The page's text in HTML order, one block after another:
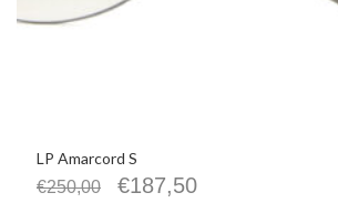
LP Amarcord S
€250,00 €187,50